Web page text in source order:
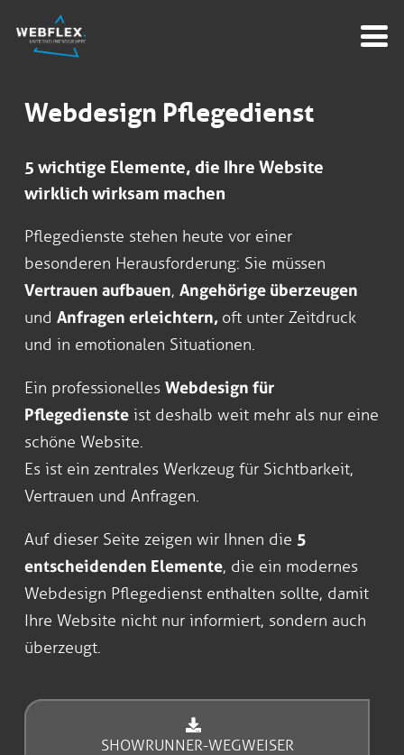
Webdesign Pflegedienst
5 wichtige Elemente, die Ihre Website
wirklich wirksam machen
Pflegedienste stehen heute vor einer
besonderen Herausforderung: Sie müssen
Vertrauen aufbauen, Angehörige überzeugen
und Anfragen erleichtern, oft unter Zeitdruck
und in emotionalen Situationen.
Ein professionelles Webdesign für
Pflegedienste ist deshalb weit mehr als nur eine
schöne Website.
Es ist ein zentrales Werkzeug für Sichtbarkeit,
Vertrauen und Anfragen.
Auf dieser Seite zeigen wir Ihnen die 5
entscheidenden Elemente, die ein modernes
Webdesign Pflegedienst enthalten sollte, damit
Ihre Website nicht nur informiert, sondern auch
überzeugt.
SHOWRUNNER-WEGWEISER